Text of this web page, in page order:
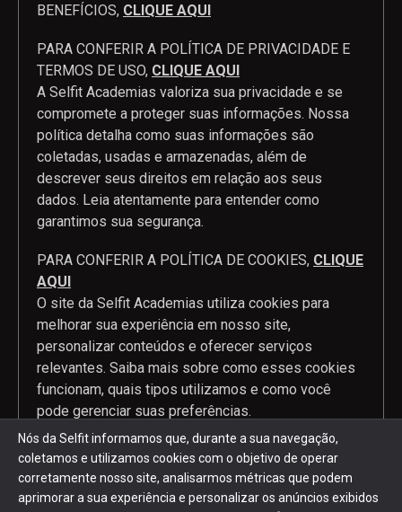
BENEFÍCIOS, CLIQUE AQUI
PARA CONFERIR A POLÍTICA DE PRIVACIDADE E
TERMOS DE USO, CLIQUE AQUI
A Selfit Academias valoriza sua privacidade e se
compromete a proteger suas informações. Nossa
política detalha como suas informações são
coletadas, usadas e armazenadas, além de
descrever seus direitos em relação aos seus
dados. Leia atentamente para entender como
garantimos sua segurança.
PARA CONFERIR A POLÍTICA DE COOKIES, CLIQUE
AQUI
O site da Selfit Academias utiliza cookies para
melhorar sua experiência em nosso site,
personalizar conteúdos e oferecer serviços
relevantes. Saiba mais sobre como esses cookies
funcionam, quais tipos utilizamos e como você
pode gerenciar suas preferências.
2024 Selfit © Todos os direitos reservados. Desenvolvido por
Mobi2buy
Nós da Selfit informamos que, durante a sua navegação,
coletamos e utilizamos cookies com o objetivo de operar
corretamente nosso site, analisarmos métricas que podem
aprimorar a sua experiência e personalizar os anúncios exibidos